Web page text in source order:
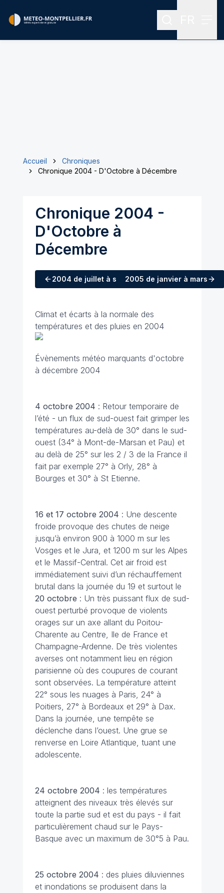
Rechercher
Accueil
Chroniques
Chronique 2004 - D'Octobre à Décembre
Chronique 2004 -
D'Octobre à
Décembre
2004 de juillet à septembre
2005 de janvier à mars
Climat et écarts à la normale des
températures et des pluies en 2004
Évènements météo marquants d'octobre
à décembre 2004
4 octobre 2004 : Retour temporaire de
l’été - un flux de sud-ouest fait grimper les
températures au-delà de 30° dans le sud-
ouest (34° à Mont-de-Marsan et Pau) et
au delà de 25° sur les 2 / 3 de la France il
fait par exemple 27° à Orly, 28° à
Bourges et 30° à St Etienne.
16 et 17 octobre 2004 : Une descente
froide provoque des chutes de neige
jusqu’à environ 900 à 1000 m sur les
Vosges et le Jura, et 1200 m sur les Alpes
et le Massif-Central. Cet air froid est
immédiatement suivi d’un réchauffement
brutal dans la journée du 19 et surtout le
20 octobre : Un très puissant flux de sud-
ouest perturbé provoque de violents
orages sur un axe allant du Poitou-
Charente au Centre, Ile de France et
Champagne-Ardenne. De très violentes
averses ont notamment lieu en région
parisienne où des coupures de courant
sont observées. La température atteint
22° sous les nuages à Paris, 24° à
Poitiers, 27° à Bordeaux et 29° à Dax.
Dans la journée, une tempête se
déclenche dans l’ouest. Une grue se
renverse en Loire Atlantique, tuant une
adolescente.
24 octobre 2004 : les températures
atteignent des niveaux très élevés sur
toute la partie sud et est du pays - il fait
particulièrement chaud sur le Pays-
Basque avec un maximum de 30°5 à Pau.
25 octobre 2004 : des pluies diluviennes
et inondations se produisent dans la